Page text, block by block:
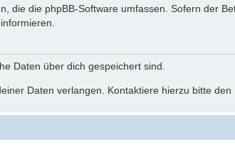
die die phpBB-Software umfassen. Sofern der
Daten über dich gespeichert sind.
Daten verlangen. Kontaktiere hierzu bitte den